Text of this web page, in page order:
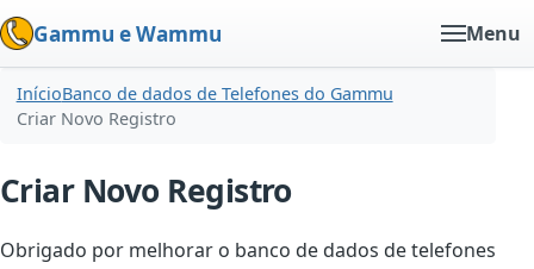
Gammu e Wammu Menu
InícioBanco de dados de Telefones do Gammu
Criar Novo Registro
Criar Novo Registro
Obrigado por melhorar o banco de dados de telefones